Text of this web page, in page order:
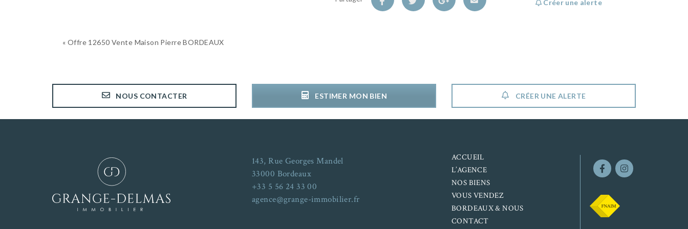
« Offre 12650 Vente Maison Pierre BORDEAUX
Créer une alerte
NOUS CONTACTER ESTIMER MON BIEN CRÉER UNE ALERTE
143, Rue Georges Mandel
33000 Bordeaux
+33 5 56 24 33 00
agence@grange-immobilier.fr
ACCUEIL
L’AGENCE
NOS BIENS
VOUS VENDEZ
BORDEAUX & NOUS
CONTACT